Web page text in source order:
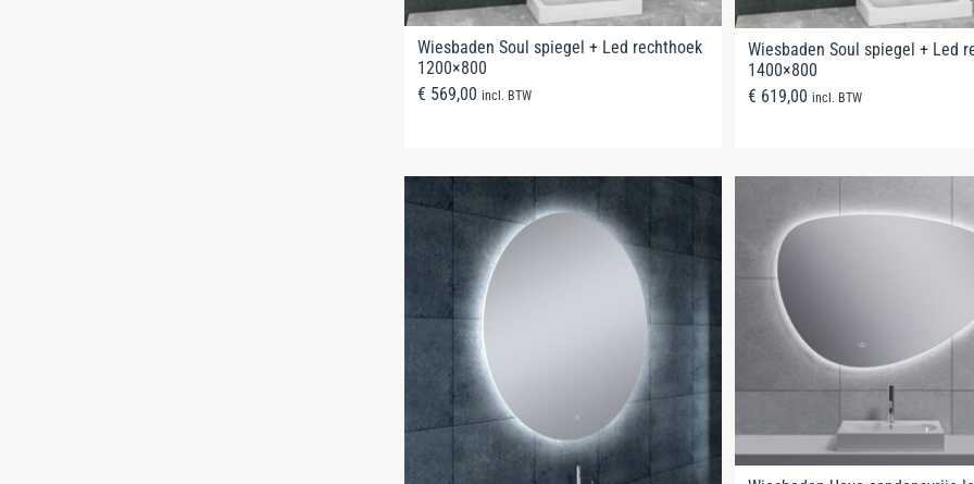
Wiesbaden Soul spiegel + Led rechthoek
1200×800
€ 569,00 incl. BTW
Wiesbaden Soul spiegel + Led
1400×800
€ 619,00 incl. BTW